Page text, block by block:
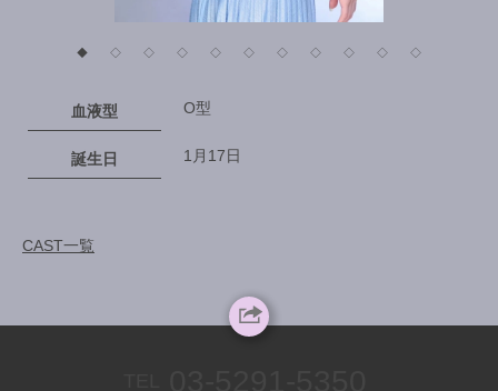
◆ ◇ ◇ ◇ ◇ ◇ ◇ ◇ ◇ ◇ ◇
血液型 O型
誕生日 1月17日
CAST一覧